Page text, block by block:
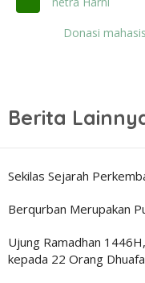
Donasi
Berita
Sekilas Sejarah
Berqurban Merupakan
Ujung Ramadhan
kepada 22 Orang